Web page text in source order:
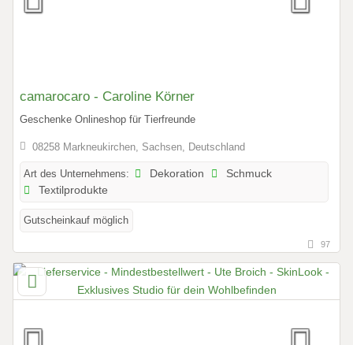
camarocaro - Caroline Körner
Geschenke Onlineshop für Tierfreunde
08258 Markneukirchen, Sachsen, Deutschland
Art des Unternehmens: Dekoration
Schmuck
Textilprodukte
Gutscheinkauf möglich
97